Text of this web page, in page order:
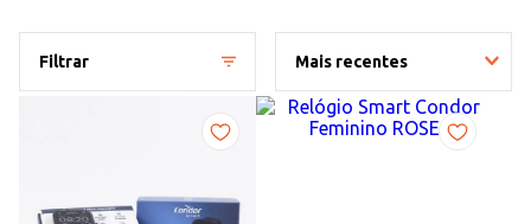
Filtrar Mais recentes